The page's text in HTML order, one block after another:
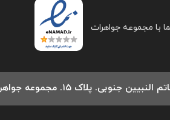
با مجموعه جواهرات
جنوبی. پلاک ۱۵. مجموعه جواهرات مهراب